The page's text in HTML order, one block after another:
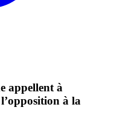
appellent à
à la